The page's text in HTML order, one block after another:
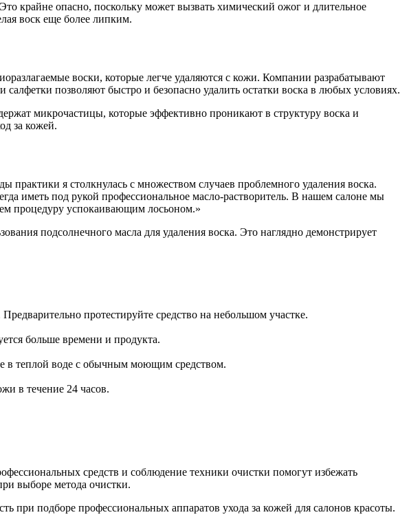
крайне опасно, поскольку может вызвать химический ожог и длительное
воск еще более липким.
воски, которые легче удаляются с кожи. Компании разрабатывают
позволяют быстро и безопасно удалить остатки воска в любых условиях.
микрочастицы, которые эффективно проникают в структуру воска и
за кожей.
я столкнулась с множеством случаев проблемного удаления воска.
иметь под рукой профессиональное масло-растворитель. В нашем салоне мы
процедуру успокаивающим лосьоном.»
подсолнечного масла для удаления воска. Это наглядно демонстрирует
протестируйте средство на небольшом участке.
больше времени и продукта.
в теплой воде с обычным моющим средством.
в течение 24 часов.
средств и соблюдение техники очистки помогут избежать
выборе метода очистки.
при подборе профессиональных аппаратов ухода за кожей для салонов красоты.